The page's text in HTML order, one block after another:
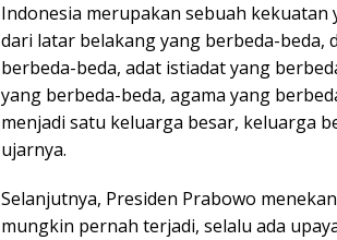
Indonesia merupakan sebuah kekuatan
dari latar belakang yang berbeda-beda,
berbeda-beda, adat istiadat yang
yang berbeda-beda, agama yang
menjadi satu keluarga besar, keluarga
ujarnya.
Selanjutnya, Presiden Prabowo
mungkin pernah terjadi, selalu ada